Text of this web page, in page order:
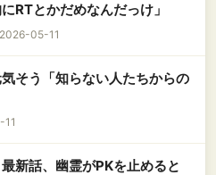
RTとかだめなんだっけ」
05-11
そう「知らない人たちからの
新話、幽霊がPKを止めると